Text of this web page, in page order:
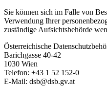
Sie können sich im Falle von
Verwendung Ihrer
zuständige Aufsichtsbehörde
Österreichische
Barichgasse 40-42
1030 Wien
Telefon: +43 1 52 152-0
E-Mail: dsb@dsb.gv.at